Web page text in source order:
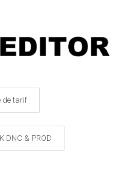
de tarif
DNC & PROD